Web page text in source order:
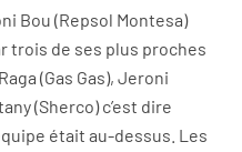
Bou (Repsol Montesa)
trois de ses plus proches
(Gas Gas), Jeroni
(Sherco) c’est dire
était au-dessus. Les